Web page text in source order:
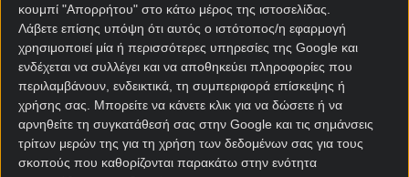
κουμπί "Απορρήτου" στο κάτω μέρος της ιστοσελίδας.
Λάβετε επίσης υπόψη ότι αυτός ο ιστότοπος/η εφαρμογή
χρησιμοποιεί μία ή περισσότερες υπηρεσίες της Google και
ενδέχεται να συλλέγει και να αποθηκεύει πληροφορίες που
περιλαμβάνουν, ενδεικτικά, τη συμπεριφορά επίσκεψης ή
χρήσης σας. Μπορείτε να κάνετε κλικ για να δώσετε ή να
αρνηθείτε τη συγκατάθεσή σας στην Google και τις σημάνσεις
τρίτων μερών της για τη χρήση των δεδομένων σας για τους
σκοπούς που καθορίζονται παρακάτω στην ενότητα
Αλ Νασρ – Αλ Χιλάλ
Προγνωστικά
Τη μαθηματική κατάκτηση του ενδέκατου
πρωταθλήματος της ιστορίας της και πρώτου από
το 2019 θα επιδιώξει με νίκη στο ντέρμπι του Ριάντ
η Αλ Νασρ, η οποία προπορεύεται κατά πέντε